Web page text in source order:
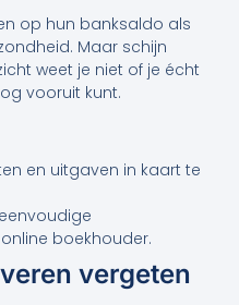
op hun banksaldo als
Maar schijn
weet je niet of je écht
vooruit kunt.
en uitgaven in kaart te
boekhouder.
vergeten